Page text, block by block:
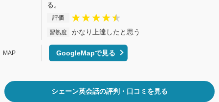
る。
評価
習熟度 かなり上達したと思う
GoogleMapで見る
シェーン英会話の評判・口コミを見る